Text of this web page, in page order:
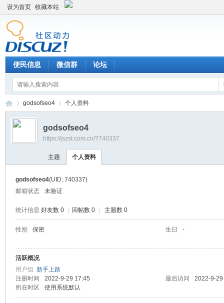
设为首页 收藏本站
便民信息 微信群 论坛
›
godsofseo4 个人资料
godsofseo4
https://jszst.com.cn/?740337
主题 个人资料
godsofseo4(UID: 740337)
邮箱状态
未验证
统计信息 好友数 0 回帖数 0 主题数 0
性别 保密 生日 -
活跃概况
用户组 新手上路
注册时间
2022-9-29 17:45 最后访问
2022-9-
所在时区
使用系统默认